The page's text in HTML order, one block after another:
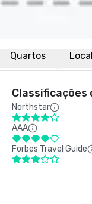
Quartos
Classificações
Northstar
AAA
Forbes Travel Guide